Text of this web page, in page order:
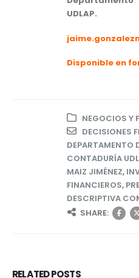
UDLAP.
Disponible en
NEGOCIOS Y
DECISIONES
DEPARTAMENTO
CONTADURÍA
MAIZ JIMÉNEZ,
FINANCIEROS,
DESCRIPTIVA
SHARE:
RELATEDPOSTS